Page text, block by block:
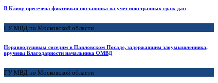
В Клину пресечена фиктивная постановка на учет иностранных граж-дан
ГУ МВД по Московской области
Неравнодушным соседям в Павловском Посаде, задержавшим злоумышленника,
вручены Благодарности начальника ОМВД
ГУ МВД по Московской области